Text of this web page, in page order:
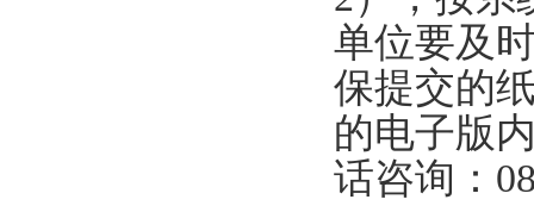
单位要及
保提交的
的电子版
话咨询：